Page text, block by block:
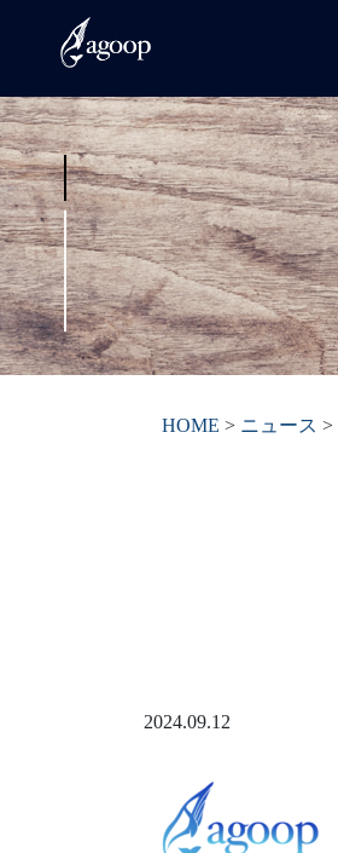
HOME > ニュース >
2024.09.12